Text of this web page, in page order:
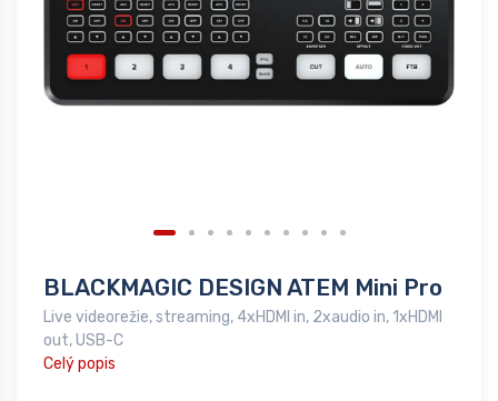
BLACKMAGIC DESIGN ATEM Mini Pro
Live videorežie, streaming, 4xHDMI in, 2xaudio in, 1xHDMI
out, USB-C
Celý popis